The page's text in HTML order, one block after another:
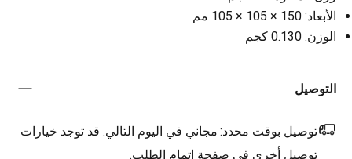
الأبعاد: ‎105 × 105 × 150 مم
الوزن: 0.130 كجم
التوصيل
توصيل بوقت محدد: مجاني في اليوم التالي. قد توجد خيارات
توصيل أخرى في صفحة اتمام الطلب.